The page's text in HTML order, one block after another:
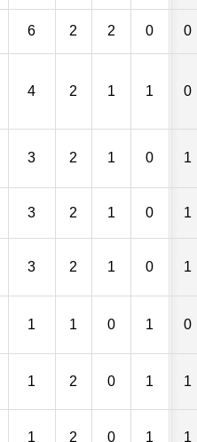
6 2 2 0 0
4 2 1 1 0
3 2 1 0 1
3 2 1 0 1
3 2 1 0 1
1 1 0 1 0
1 2 0 1 1
1 2 0 1 1